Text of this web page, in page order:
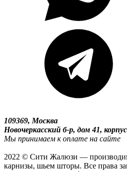
109369, Москва
Новочеркасский б-р, дом 41,
Мы принимаем к оплате на сайте
2022 © Сити Жалюзи —
карнизы, шьем шторы. Все права